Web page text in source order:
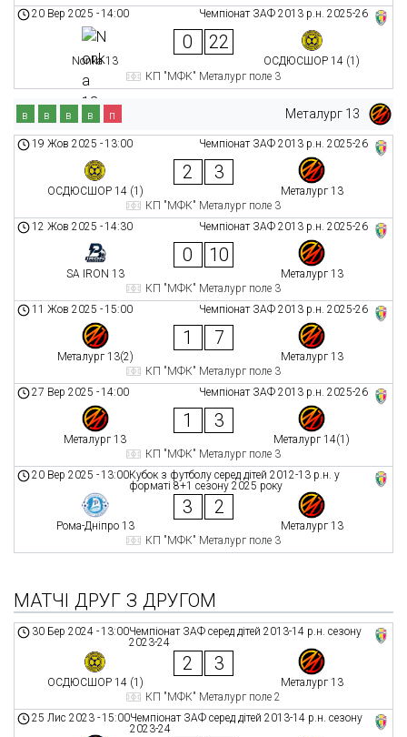
Чемпіонат ЗАФ 2013 р.н. 2025-26
20 Вер 2025 -14:00
Nonka 13
0 22
ОСДЮСШОР 14 (1)
КП "МФК" Металург поле 3
Металург 13
в в в в п
Чемпіонат ЗАФ 2013 р.н. 2025-26
19 Жов 2025 -13:00
ОСДЮСШОР 14 (1)
2 3
Металург 13
КП "МФК" Металург поле 3
Чемпіонат ЗАФ 2013 р.н. 2025-26
12 Жов 2025 -14:30
SA IRON 13
0 10
Металург 13
КП "МФК" Металург поле 3
Чемпіонат ЗАФ 2013 р.н. 2025-26
11 Жов 2025 -15:00
Металург 13(2)
1 7
Металург 13
КП "МФК" Металург поле 3
Чемпіонат ЗАФ 2013 р.н. 2025-26
27 Вер 2025 -14:00
Металург 13
1 3
Металург 14(1)
КП "МФК" Металург поле 3
Кубок з футболу серед дітей 2012-13 р.н. у
форматі 8+1 сезону 2025 року
20 Вер 2025 -13:00
Рома-Дніпро 13
3 2
Металург 13
КП "МФК" Металург поле 3
МАТЧІ ДРУГ З ДРУГОМ
Чемпіонат ЗАФ серед дітей 2013-14 р.н. сезону
2023-24
30 Бер 2024 -13:00
ОСДЮСШОР 14 (1)
2 3
Металург 13
КП "МФК" Металург поле 2
Чемпіонат ЗАФ серед дітей 2013-14 р.н. сезону
2023-24
25 Лис 2023 -15:00